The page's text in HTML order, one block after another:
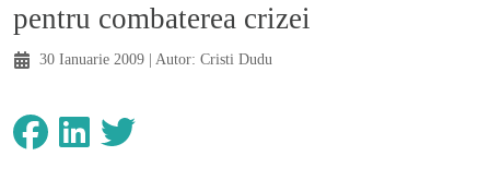
pentru combaterea crizei
30 Ianuarie 2009 | Autor: Cristi Dudu